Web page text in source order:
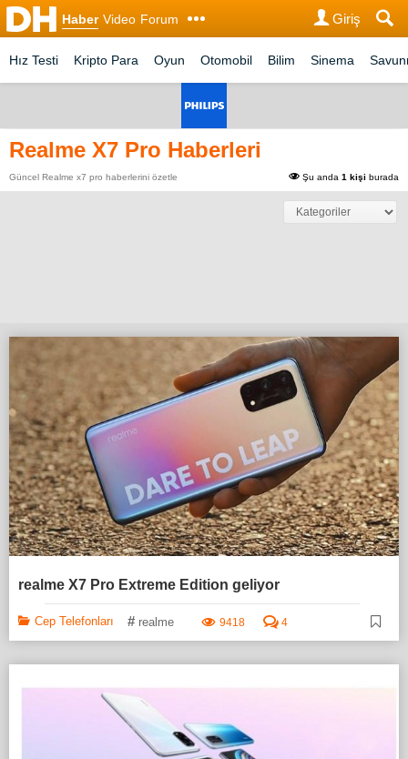
Haber Video Forum Giriş
Hız Testi Kripto Para Oyun Otomobil Bilim Sinema
Realme X7 Pro Haberleri
Güncel Realme x7 pro haberlerini özetle Şu anda 1 kişi burada
realme X7 Pro Extreme Edition geliyor
Cep Telefonları # realme 9418 4